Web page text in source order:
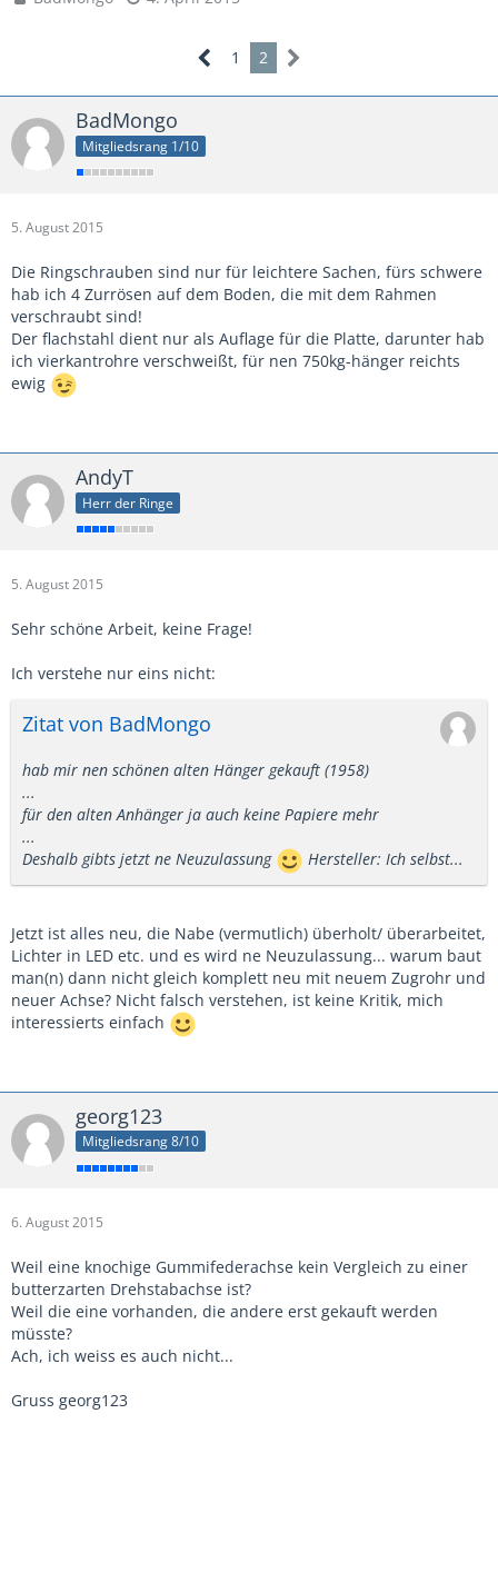
1 2
BadMongo
Mitgliedsrang 1/10
5. August 2015
Die Ringschrauben sind nur für leichtere Sachen, fürs schwere
hab ich 4 Zurrösen auf dem Boden, die mit dem Rahmen
verschraubt sind!
Der flachstahl dient nur als Auflage für die Platte, darunter hab
ich vierkantrohre verschweißt, für nen 750kg-hänger reichts
ewig
AndyT
Herr der Ringe
5. August 2015
Sehr schöne Arbeit, keine Frage!
Ich verstehe nur eins nicht:
Zitat von BadMongo
hab mir nen schönen alten Hänger gekauft (1958)
...
für den alten Anhänger ja auch keine Papiere mehr
...
Deshalb gibts jetzt ne Neuzulassung
Hersteller: Ich selbst...
Jetzt ist alles neu, die Nabe (vermutlich) überholt/ überarbeitet,
Lichter in LED etc. und es wird ne Neuzulassung... warum baut
man(n) dann nicht gleich komplett neu mit neuem Zugrohr und
neuer Achse? Nicht falsch verstehen, ist keine Kritik, mich
interessierts einfach
georg123
Mitgliedsrang 8/10
6. August 2015
Weil eine knochige Gummifederachse kein Vergleich zu einer
butterzarten Drehstabachse ist?
Weil die eine vorhanden, die andere erst gekauft werden
müsste?
Ach, ich weiss es auch nicht...
Gruss georg123